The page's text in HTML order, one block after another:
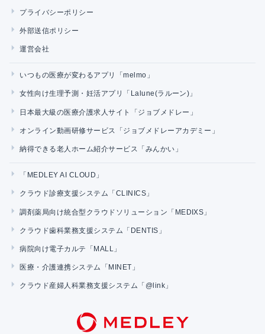
プライバシーポリシー
外部送信ポリシー
運営会社
いつもの医療が変わるアプリ「melmo」
女性向け生理予測・妊活アプリ「Lalune(ラルーン)」
日本最大級の医療介護求人サイト「ジョブメドレー」
オンライン動画研修サービス「ジョブメドレーアカデミー」
納得できる老人ホーム紹介サービス「みんかい」
「MEDLEY AI CLOUD」
クラウド診療支援システム「CLINICS」
調剤薬局向け統合型クラウドソリューション「MEDIXS」
クラウド歯科業務支援システム「DENTIS」
病院向け電子カルテ「MALL」
医療・介護連携システム「MINET」
クラウド産婦人科業務支援システム「@link」